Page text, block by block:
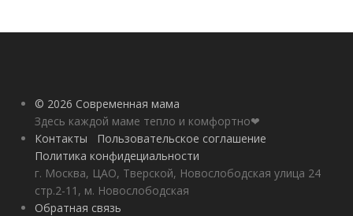
© 2026 Современная мама
Здесь каждой маме тепло и комфортно❤
Контакты
Пользовательское соглашение
Политика конфидециальности
г. Москва, ЦАО, Тверской, Новослободская улица 24
стр.2-11, м. Новослободская
Обратная связь